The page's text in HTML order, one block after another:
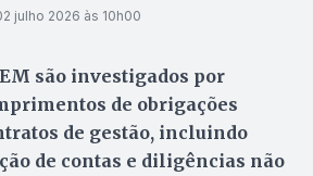
julho 2026 às 10h00
são investigados por
de obrigações
de gestão, incluindo
de contas e diligências não